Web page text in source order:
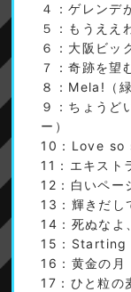
４：ゲレンデ
５：もうええ
６：大阪ビッ
７：奇跡を望
８：Mela!（
９：ちょうど
ー）
10：Love so
11：エキスト
12：白いペー
13：輝きだし
14：死ぬなよ
15：Starting
16：黄金の月
17：ひと粒の